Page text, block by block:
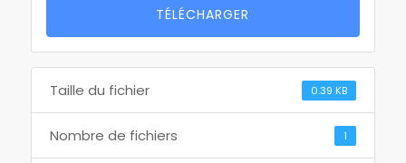
TÉLÉCHARGER
Taille du fichier 0.39 KB
Nombre de fichiers 1